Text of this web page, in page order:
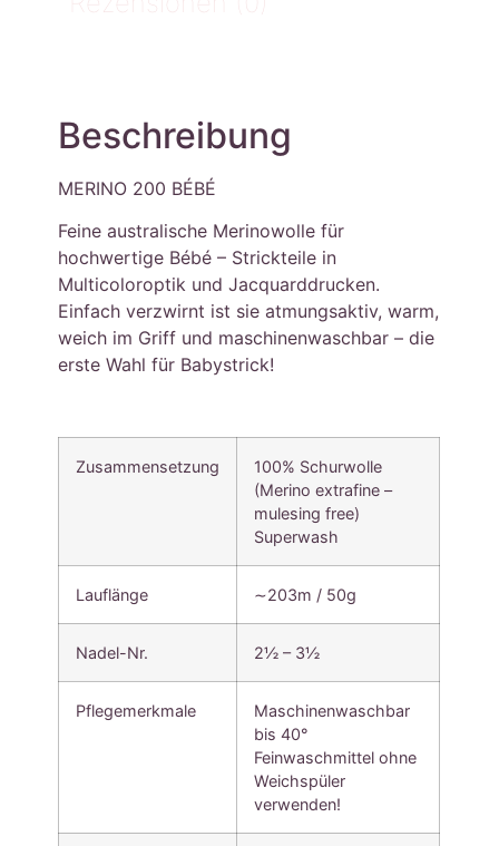
Beschreibung
MERINO 200 BÉBÉ
Feine australische Merinowolle für
hochwertige Bébé – Strickteile in
Multicoloroptik und Jacquarddrucken.
Einfach verzwirnt ist sie atmungsaktiv, warm,
weich im Griff und maschinenwaschbar – die
erste Wahl für Babystrick!
Zusammensetzung
100% Schurwolle
(Merino extrafine –
mulesing free)
Superwash
Lauflänge ∼203m / 50g
Nadel-Nr. 2½ – 3½
Pflegemerkmale
Maschinenwaschbar
bis 40°
Feinwaschmittel ohne
Weichspüler
verwenden!